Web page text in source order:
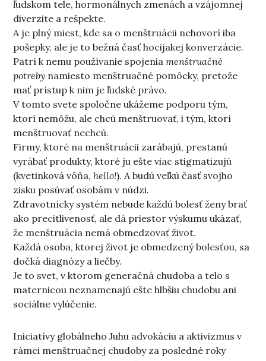
ľudskom tele, hormonálnych zmenách a vzájomnej
diverzite a rešpekte.
A je plný miest, kde sa o menštruácii nehovorí iba
pošepky, ale je to bežná časť hocijakej konverzácie.
Patrí k nemu používanie spojeniamenštruačné
potreby namiesto menštruačné pomôcky, pretože
mať prístup k nim je ľudské právo.
V tomto svete spoločne ukážeme podporu tým,
ktorí nemôžu, ale chcú menštruovať, i tým, ktorí
menštruovať nechcú.
Firmy, ktoré na menštruácii zarábajú, prestanú
vyrábať produkty, ktoré ju ešte viac stigmatizujú
(kvetinková vôňa,hello!). A budú veľkú časť svojho
zisku posúvať osobám v núdzi.
Zdravotnícky systém nebude každú bolesť ženy brať
ako precitlivenosť, ale dá priestor výskumu ukázať,
že menštruácia nemá obmedzovať život.
Každá osoba, ktorej život je obmedzený bolesťou, sa
dočká diagnózy a liečby.
Je to svet, v ktorom generačná chudoba a telo s
maternicou neznamenajú ešte hlbšiu chudobu ani
sociálne vylúčenie.
Iniciatívy globálneho Juhu advokáciu a aktivizmus v
rámci menštruačnej chudoby za posledné roky